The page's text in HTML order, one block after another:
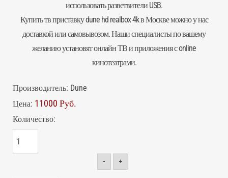
использовать разветвители USB.
Купить тв приставку dune hd realbox 4k в Москве можно у нас
доставкой или самовывозом. Наши специалисты по вашему
желанию установят онлайн ТВ и приложения с online
кинотеатрами.
Производитель: Dune
Цена: 11000 Руб.
Количество:
- +